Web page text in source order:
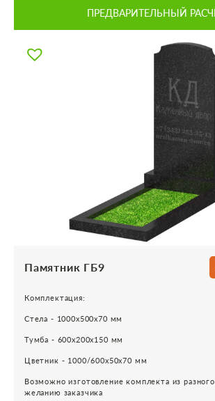
ПРЕДВАРИТЕЛЬНЫЙ
Памятник ГБ9
Комплектация:
Стела - 1000х500х70 мм
Тумба - 600х200х150 мм
Цветник - 1000/600х50х70 мм
Возможно изготовление комплекта из
желанию заказчика